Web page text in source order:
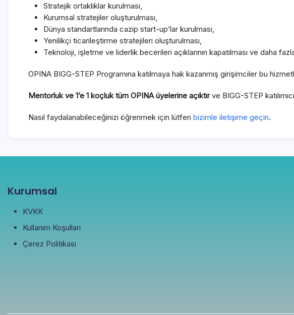
Stratejik ortaklıklar kurulması,
Kurumsal stratejiler oluşturulması,
Dünya standartlarında cazip start-up’lar kurulması,
Yenilikçi ticarileştirme stratejileri oluşturulması,
Teknoloji, işletme ve liderlik becerileri açıklarının kapatılması ve daha
OPINA BIGG-STEP Programına katılmaya hak kazanmış girişimciler bu
Mentorluk ve 1’e 1 koçluk tüm OPINA üyelerine açıktırve BIGG-STEP
Nasıl faydalanabileceğinizi öğrenmek için lütfen bizimle iletişime geçin.
Kurumsal
KVKK
Kullanım Koşulları
Çerez Politikası